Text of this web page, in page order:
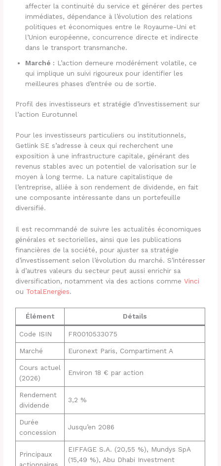
affecter la continuité du service et générer des pertes
immédiates, dépendance à l’évolution des relations
politiques et économiques entre le Royaume-Uni et
l’Union européenne, concurrence directe et indirecte
dans le transport transmanche.
Marché : L’action demeure modérément volatile, ce
qui implique un suivi rigoureux pour identifier les
meilleures phases d’entrée ou de sortie.
Profil des investisseurs et stratégie d’investissement sur
l’action Eurotunnel
Pour les investisseurs particuliers ou institutionnels,
Getlink SE s’adresse à ceux qui recherchent une
exposition à une infrastructure capitale, générant des
revenus stables avec un potentiel de valorisation sur le
moyen à long terme. La nature capitalistique de
l’entreprise, alliée à son rendement de dividende, en fait
une composante intéressante dans un portefeuille
diversifié.
Il est recommandé de suivre les actualités économiques
générales et sectorielles, ainsi que les publications
financières de la société, pour ajuster sa stratégie
d’investissement selon l’évolution du marché. S’intéresser
à d’autres valeurs du secteur peut aussi enrichir sa
diversification, notamment via des actions commeVinci
ou TotalEnergies.
Élément Détails
Code ISIN FR0010533075
Marché Euronext Paris, Compartiment A
Cours actuel
(2026)
Environ 18 € par action
Rendement
dividende
3,2 %
Durée
concession
Jusqu’en 2086
Principaux
actionnaires
EIFFAGE S.A. (20,55 %), Mundys SpA
(15,49 %), Abu Dhabi Investment